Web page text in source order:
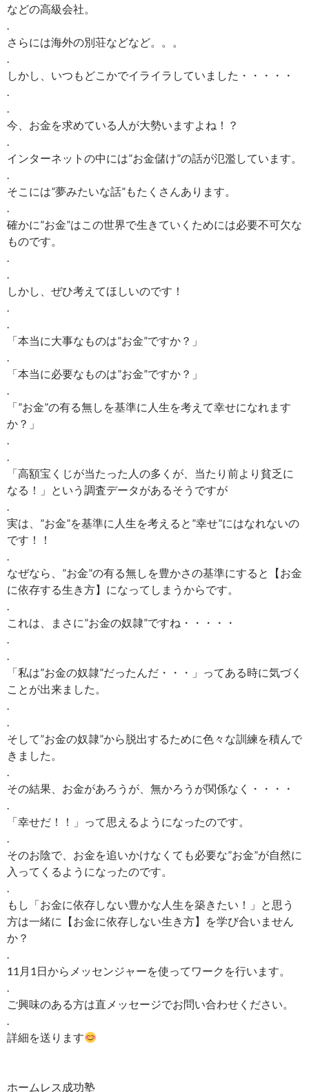
などの高級会社。
.
さらには海外の別荘などなど。。。
.
しかし、いつもどこかでイライラしていました・・・・・
.
.
今、お金を求めている人が大勢いますよね！？
.
インターネットの中には”お金儲け”の話が氾濫しています。
.
そこには”夢みたいな話”もたくさんあります。
.
確かに”お金”はこの世界で生きていくためには必要不可欠な
ものです。
.
.
しかし、ぜひ考えてほしいのです！
.
.
「本当に大事なものは”お金”ですか？」
.
「本当に必要なものは”お金”ですか？」
.
「”お金”の有る無しを基準に人生を考えて幸せになれます
か？」
.
.
「高額宝くじが当たった人の多くが、当たり前より貧乏に
なる！」という調査データがあるそうですが
.
実は、”お金”を基準に人生を考えると”幸せ”にはなれないの
です！！
.
なぜなら、”お金”の有る無しを豊かさの基準にすると【お金
に依存する生き方】になってしまうからです。
.
これは、まさに”お金の奴隷”ですね・・・・・
.
.
「私は”お金の奴隷”だったんだ・・・」ってある時に気づく
ことが出来ました。
.
.
そして”お金の奴隷”から脱出するために色々な訓練を積んで
きました。
.
その結果、お金があろうが、無かろうが関係なく・・・・
.
「幸せだ！！」って思えるようになったのです。
.
そのお陰で、お金を追いかけなくても必要な”お金”が自然に
入ってくるようになったのです。
.
もし「お金に依存しない豊かな人生を築きたい！」と思う
方は一緒に【お金に依存しない生き方】を学び合いません
か？
.
11月1日からメッセンジャーを使ってワークを行います。
.
ご興味のある方は直メッセージでお問い合わせください。
.
詳細を送ります
ホームレス成功塾